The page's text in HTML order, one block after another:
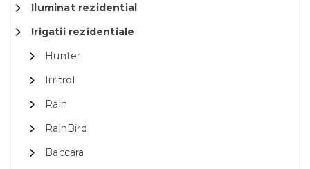
Iluminat rezidential
Irigatii rezidentiale
Hunter
Irritrol
Rain
RainBird
Baccara